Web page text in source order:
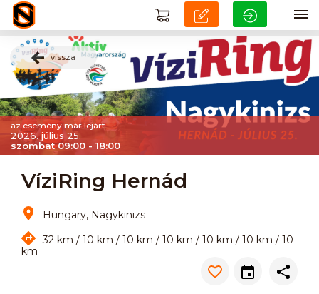
vissza
az esemény már lejárt
2026. július 25.
szombat 09:00 - 18:00
VíziRing Hernád
Hungary, Nagykinizs
32 km / 10 km / 10 km / 10 km / 10 km / 10 km / 10
km